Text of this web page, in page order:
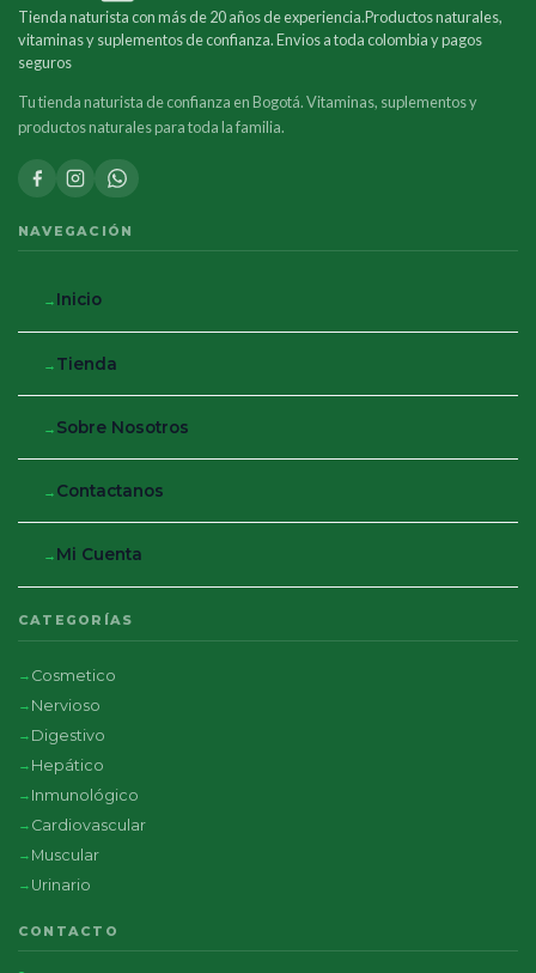
Tienda naturista con más de 20 años de experiencia.Productos naturales,
vitaminas y suplementos de confianza. Envios a toda colombia y pagos
seguros
Tu tienda naturista de confianza en Bogotá. Vitaminas, suplementos y
productos naturales para toda la familia.
NAVEGACIÓN
Inicio
Tienda
Sobre Nosotros
Contactanos
Mi Cuenta
CATEGORÍAS
Cosmetico
Nervioso
Digestivo
Hepático
Inmunológico
Cardiovascular
Muscular
Urinario
CONTACTO